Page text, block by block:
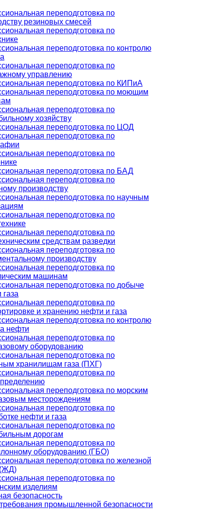
переподготовка по
резиновых смесей
переподготовка по
переподготовка по контролю
переподготовка по
управлению
переподготовка по КИПиА
переподготовка по моющим
переподготовка по
хозяйству
переподготовка по ЦОД
переподготовка по
переподготовка по
переподготовка по БАД
переподготовка по
производству
переподготовка по научным
переподготовка по
переподготовка по
средствам разведки
переподготовка по
производству
переподготовка по
машинам
переподготовка по добыче
переподготовка по
и хранению нефти и газа
переподготовка по контролю
нефти
переподготовка по
оборудованию
переподготовка по
хранилищам газа (ПХГ)
переподготовка по
переподготовка по морским
месторождениям
переподготовка по
нефти и газа
переподготовка по
дорогам
переподготовка по
оборудованию (ГБО)
переподготовка по железной
(ЖД)
переподготовка по
изделиям
безопасность
промышленной безопасности